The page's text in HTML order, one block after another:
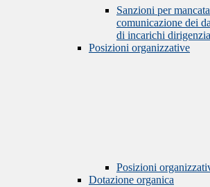
Sanzioni per
comunicazione dei
di incarichi
Posizioni organizzative
Posizioni
Dotazione organica